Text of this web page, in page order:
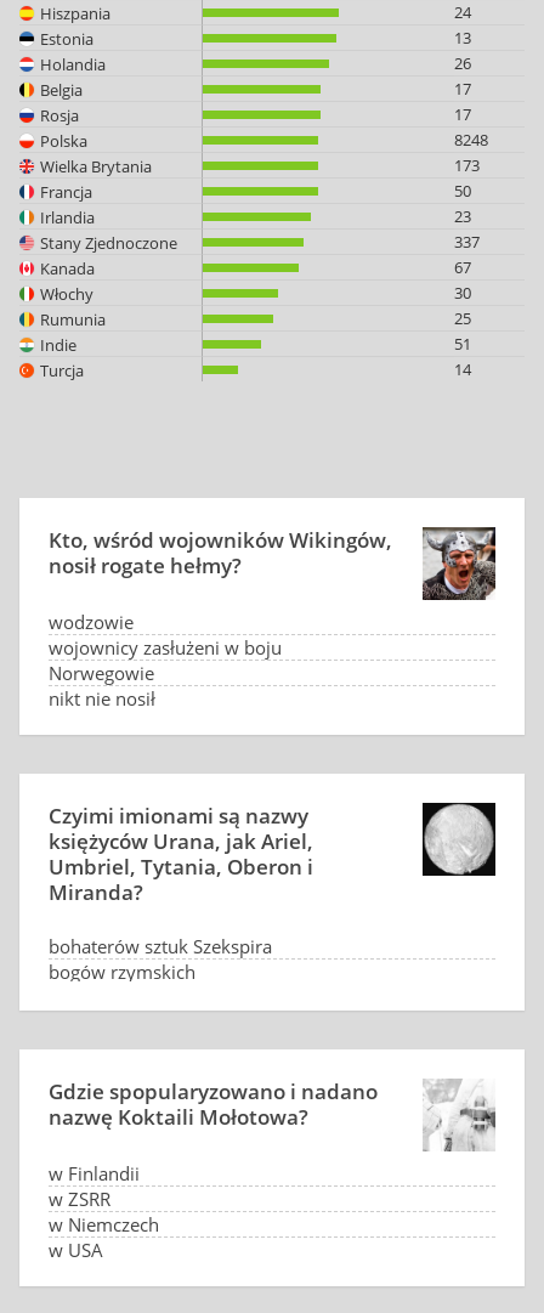
Hiszpania
24
Estonia
13
Holandia
26
Belgia
17
Rosja
17
Polska
8248
Wielka Brytania
173
Francja
50
Irlandia
23
Stany Zjednoczone
337
Kanada
67
Włochy
30
Rumunia
25
Indie
51
Turcja
14
Kto, wśród wojowników Wikingów,
nosił rogate hełmy?
wodzowie
wojownicy zasłużeni w boju
Norwegowie
nikt nie nosił
Czyimi imionami są nazwy
księżyców Urana, jak Ariel,
Umbriel, Tytania, Oberon i
Miranda?
bohaterów sztuk Szekspira
bogów rzymskich
Gdzie spopularyzowano i nadano
nazwę Koktaili Mołotowa?
w Finlandii
w ZSRR
w Niemczech
w USA